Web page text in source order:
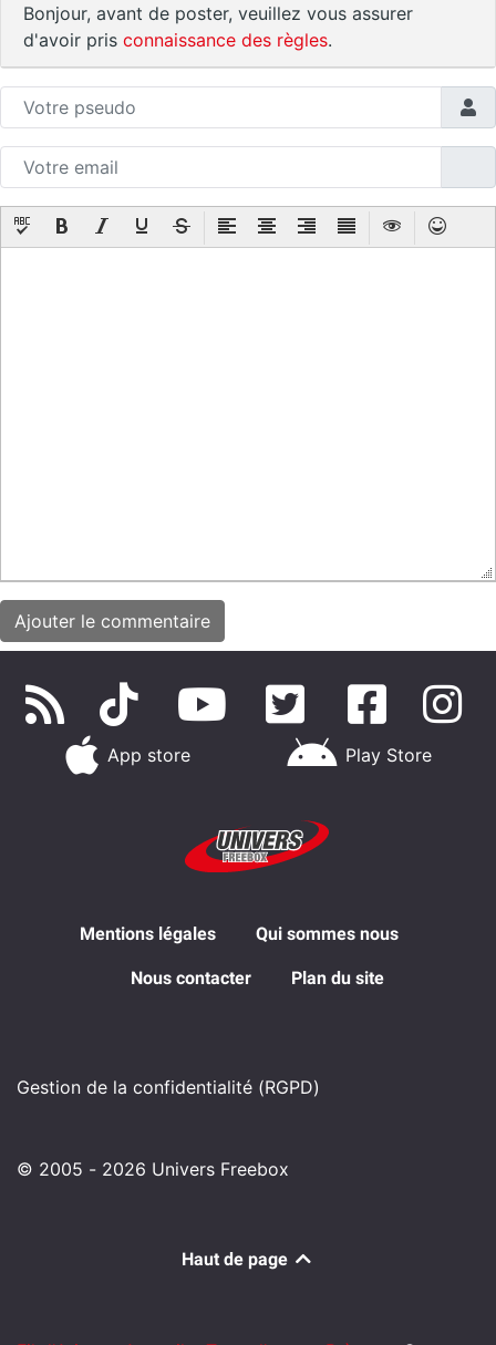
Bonjour, avant de poster, veuillez vous assurer
d'avoir pris connaissance des règles.
App store Play Store
Mentions légales Qui sommes nous
Nous contacter Plan du site
Gestion de la confidentialité (RGPD)
© 2005 - 2026 Univers Freebox
Haut de page